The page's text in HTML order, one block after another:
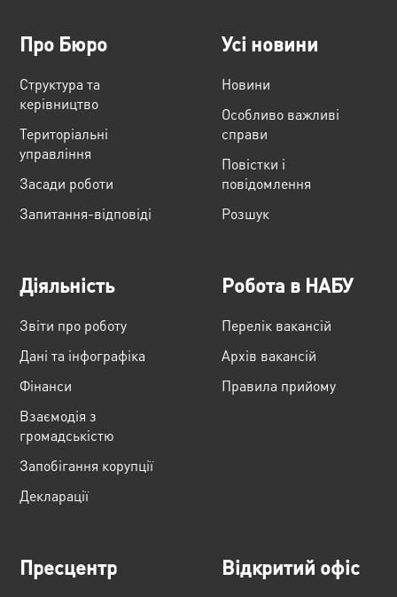
Про Бюро
Структура та
керівництво
Територіальні
управління
Засади роботи
Запитання-відповіді
Усі новини
Новини
Особливо важливі
справи
Повістки і
повідомлення
Розшук
Діяльність
Звіти про роботу
Дані та інфографіка
Фінанси
Взаємодія з
громадськістю
Запобігання корупції
Декларації
Робота в НАБУ
Перелік вакансій
Архів вакансій
Правила прийому
Пресцентр Відкритий офіс